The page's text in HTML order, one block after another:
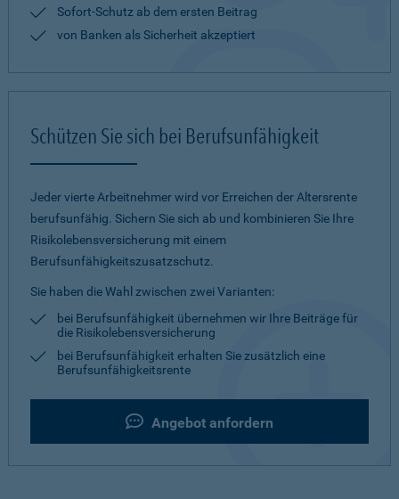
Sofort-Schutz ab dem ersten Beitrag
von Banken als Sicherheit akzeptiert
Schützen Sie sich bei Berufsunfähigkeit
Jeder vierte Arbeitnehmer wird vor Erreichen der Altersrente
berufsunfähig. Sichern Sie sich ab und kombinieren Sie Ihre
Risikolebensversicherung mit einem
Berufsunfähigkeitszusatzschutz.
Sie haben die Wahl zwischen zwei Varianten:
bei Berufsunfähigkeit übernehmen wir Ihre Beiträge für
die Risikolebensversicherung
bei Berufsunfähigkeit erhalten Sie zusätzlich eine
Berufsunfähigkeitsrente
Angebot anfordern